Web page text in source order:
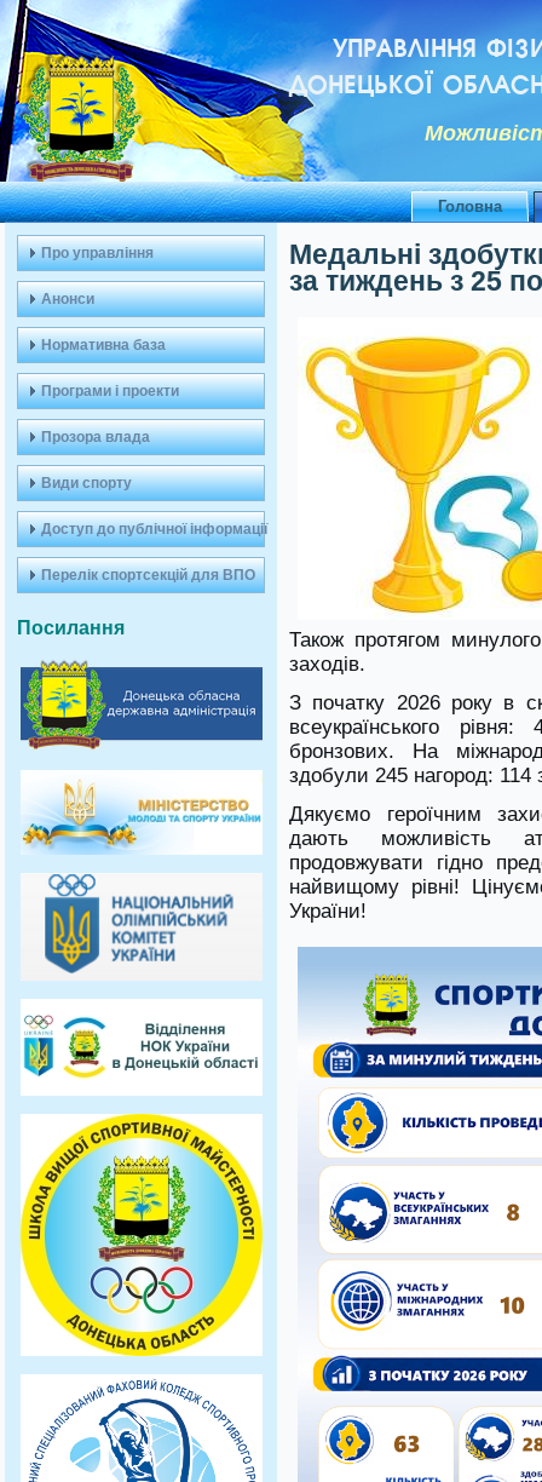
УПРАВЛІННЯ
ДОНЕЦЬКОЇ
Головна
Про управління
Анонси
Нормативна база
Програми і проекти
Прозора влада
Види спорту
Доступ до публічної інформації
Перелік спортсекцій для ВПО
Посилання
Медальні
за тиждень з 25
Також протягом
заходів.
З початку 2026 року в
всеукраїнського
бронзових. На
здобули 245 нагород: 114
Дякуємо героїчним
дають можливість
продовжувати гідно
найвищому рівні!
України!